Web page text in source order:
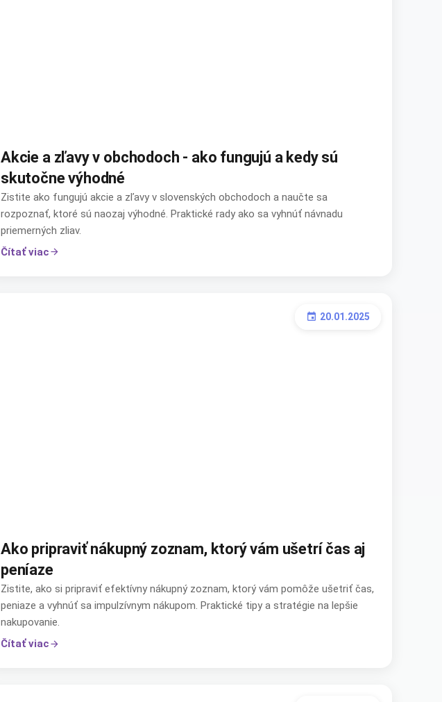
Akcie a zľavy v obchodoch - ako fungujú a kedy sú
skutočne výhodné
Zistite ako fungujú akcie a zľavy v slovenských obchodoch a naučte sa
rozpoznať, ktoré sú naozaj výhodné. Praktické rady ako sa vyhnúť návnadu
priemerných zliav.
Čítať viac arrow_forward
event 20.01.2025
Ako pripraviť nákupný zoznam, ktorý vám ušetrí čas aj
peníaze
Zistite, ako si pripraviť efektívny nákupný zoznam, ktorý vám pomôže ušetriť čas,
peniaze a vyhnúť sa impulzívnym nákupom. Praktické tipy a stratégie na lepšie
nakupovanie.
Čítať viac arrow_forward